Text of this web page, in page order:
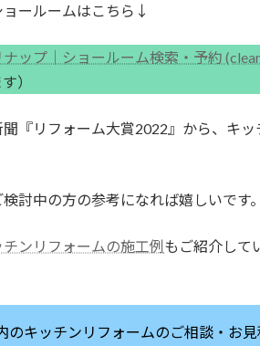
ールームはこちら↓
ップ｜ショールーム検索・予約
）
『リフォーム大賞2022』から、キ
討中の方の参考になれば嬉しいです。
チンリフォームの施工例もご紹介して
のキッチンリフォームのご相談・お